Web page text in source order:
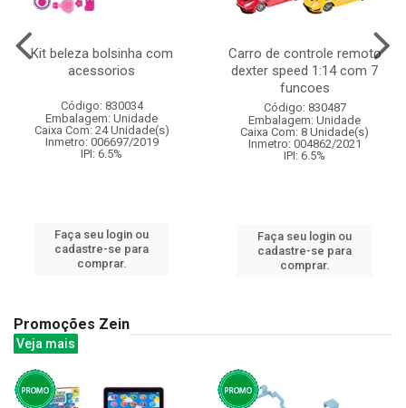
Kit beleza bolsinha com
acessorios
Código: 830034
Embalagem: Unidade
Caixa Com: 24 Unidade(s)
Inmetro: 006697/2019
IPI: 6.5%
Faça seu login ou
cadastre-se para
comprar.
Carro de controle remoto
dexter speed 1:14 com 7
funcoes
Código: 830487
Embalagem: Unidade
Caixa Com: 8 Unidade(s)
Inmetro: 004862/2021
IPI: 6.5%
Faça seu login ou
cadastre-se para
comprar.
Promoções Zein
Veja mais